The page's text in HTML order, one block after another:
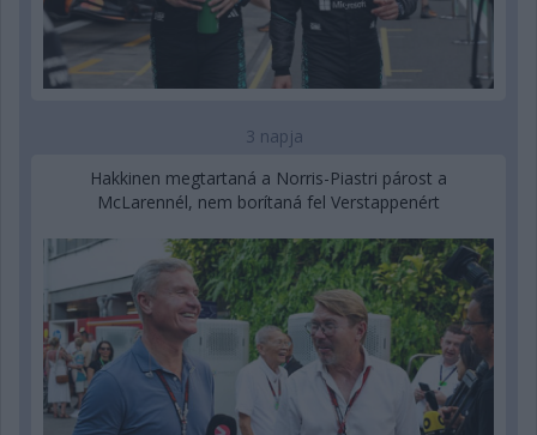
3 napja
Hakkinen megtartaná a Norris-Piastri párost a
McLarennél, nem borítaná fel Verstappenért